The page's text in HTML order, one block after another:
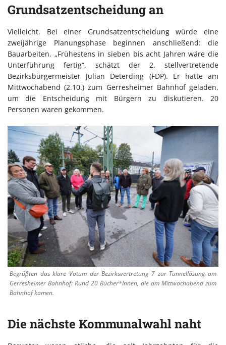
Grundsatzentscheidung an
Vielleicht. Bei einer Grundsatzentscheidung würde eine
zweijährige Planungsphase beginnen anschließend: die
Bauarbeiten. „Frühestens in sieben bis acht Jahren wäre die
Unterführung fertig“, schätzt der 2. stellvertretende
Bezirksbürgermeister Julian Deterding (FDP). Er hatte am
Mittwochabend (2.10.) zum Gerresheimer Bahnhof geladen,
um die Entscheidung mit Bürgern zu diskutieren. 20
Personen waren gekommen.
Begrüßten das klare Votum der Bezirksvertretung 7 zur Tunnellösung am
Gerresheimer Bahnhof: Rund 20 Bücher*Innen, die am Mittwochabend zum
Bahnhof kamen.
Die nächste Kommunalwahl naht